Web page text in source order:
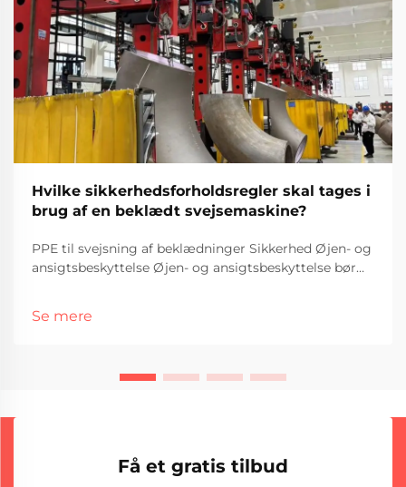
Hvilke sikkerhedsforholdsregler skal tages i
brug af en beklædt svejsemaskine?
PPE til svejsning af beklædninger Sikkerhed Øjen- og
ansigtsbeskyttelse Øjen- og ansigtsbeskyttelse bør
skade. Briller eller ansigtsskjold er ikke bare anbefale...
Se mere
Få et gratis tilbud